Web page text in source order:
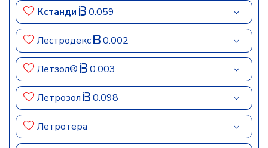
Кстанди 0.059
Лестродекс 0.002
Летзол® 0.003
Летрозол 0.098
Летротера